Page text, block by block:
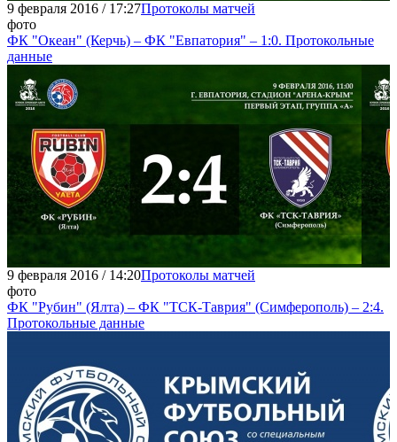
9 февраля 2016 / 17:27Протоколы матчей
фото
ФК "Океан" (Керчь) – ФК "Евпатория" – 1:0. Протокольные
данные
9 февраля 2016 / 14:20Протоколы матчей
фото
ФК "Рубин" (Ялта) – ФК "ТСК-Таврия" (Симферополь) – 2:4.
Протокольные данные